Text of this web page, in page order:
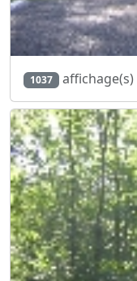
1037 affichage(s)